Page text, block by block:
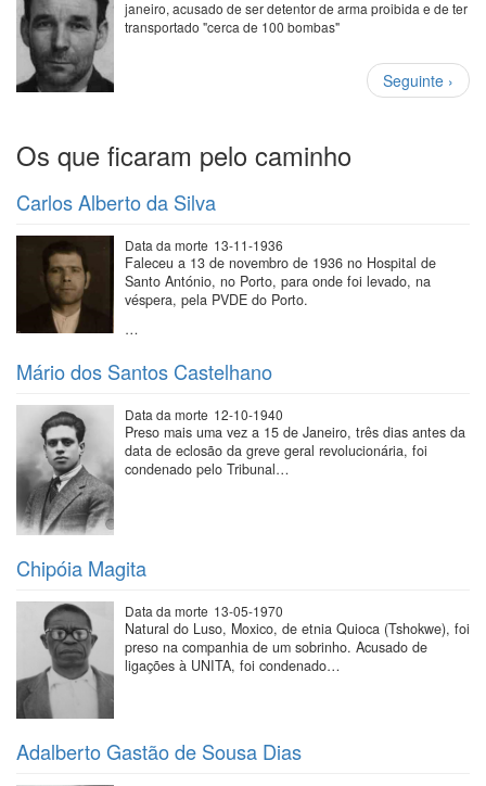
janeiro, acusado de ser detentor de arma proibida e de ter
transportado "cerca de 100 bombas"
Paginação
Próxima
página
Seguinte ›
Os que ficaram pelo caminho
Carlos Alberto da Silva
Data da morte 13-11-1936
Faleceu a 13 de novembro de 1936 no Hospital de
Santo António, no Porto, para onde foi levado, na
véspera, pela PVDE do Porto.
…
Mário dos Santos Castelhano
Data da morte 12-10-1940
Preso mais uma vez a 15 de Janeiro, três dias antes da
data de eclosão da greve geral revolucionária, foi
condenado pelo Tribunal…
Chipóia Magita
Data da morte 13-05-1970
Natural do Luso, Moxico, de etnia Quioca (Tshokwe), foi
preso na companhia de um sobrinho. Acusado de
ligações à UNITA, foi condenado…
Adalberto Gastão de Sousa Dias